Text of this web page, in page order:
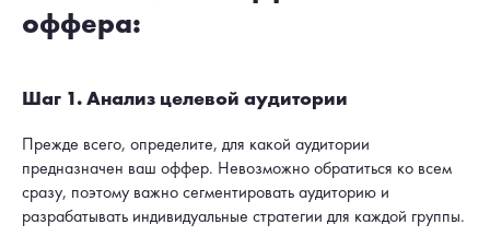
оффера:
Шаг 1. Анализ целевой аудитории
Прежде всего, определите, для какой аудитории
предназначен ваш оффер. Невозможно обратиться ко всем
сразу, поэтому важно сегментировать аудиторию и
разрабатывать индивидуальные стратегии для каждой группы.